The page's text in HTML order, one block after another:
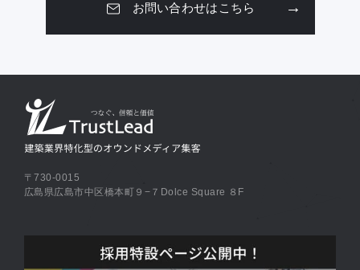
お問い合わせはこちら
〒730-0015
広島県広島市中区橋本町９−７Dolce Square ８F